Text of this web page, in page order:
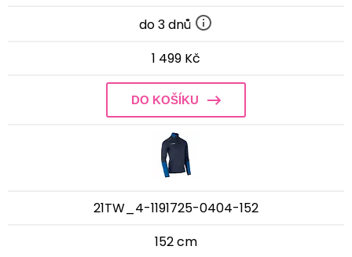
do 3 dnů
1 499 Kč
DO KOŠÍKU
21TW_4-1191725-0404-152
152 cm